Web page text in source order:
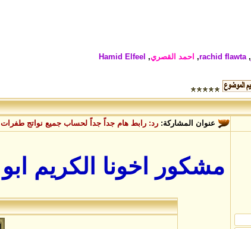
,
rachid flawta
, احمد القصري,
Hamid Elfeel
عنوان المشاركة: رد: رابط هام جداً جداً لحساب جميع نواتج طفرات
مشكور اخونا الكريم